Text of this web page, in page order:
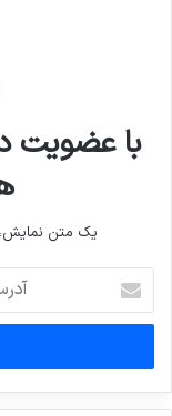
جای رگبار
با عضویت
یک متن
ایمیل
خود
وارد
کنید